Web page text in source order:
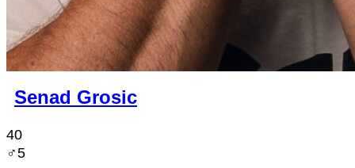
Senad Grosic
40
♂︎5